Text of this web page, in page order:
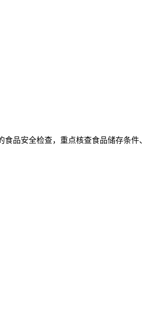
品安全检查，重点核查食品储存条件、